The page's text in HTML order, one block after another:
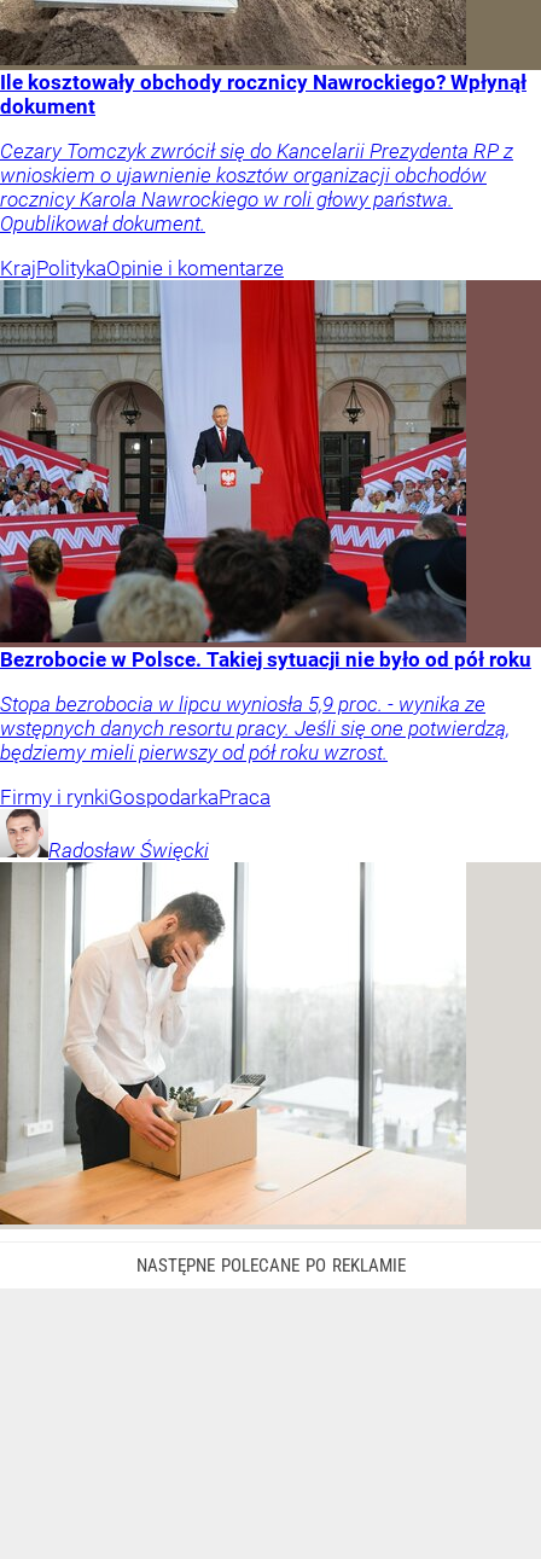
Ile kosztowały obchody rocznicy Nawrockiego? Wpłynął
dokument
Cezary Tomczyk zwrócił się do Kancelarii Prezydenta RP z
wnioskiem o ujawnienie kosztów organizacji obchodów
rocznicy Karola Nawrockiego w roli głowy państwa.
Opublikował dokument.
KrajPolitykaOpinie i komentarze
Bezrobocie w Polsce. Takiej sytuacji nie było od pół roku
Stopa bezrobocia w lipcu wyniosła 5,9 proc. - wynika ze
wstępnych danych resortu pracy. Jeśli się one potwierdzą,
będziemy mieli pierwszy od pół roku wzrost.
Firmy i rynkiGospodarkaPraca
Radosław Święcki